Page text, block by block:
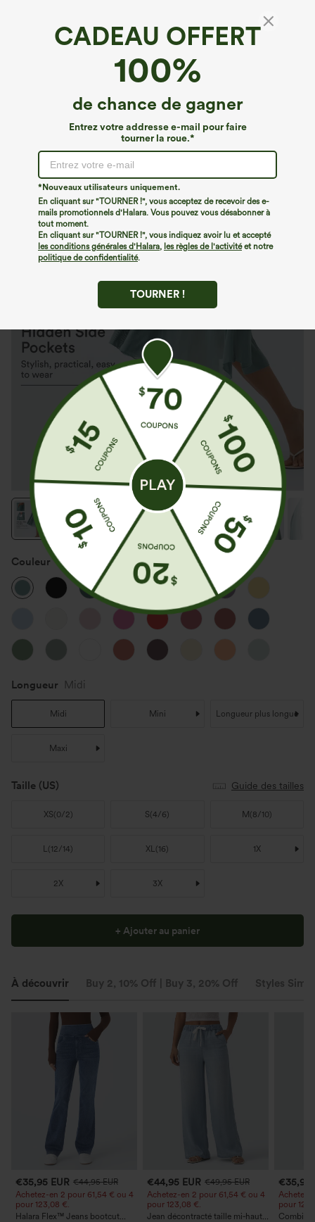
CADEAU OFFERT
100%
de chance de gagner
Entrez votre addresse e-mail pour faire
tourner la roue.*
*Nouveaux utilisateurs uniquement.
En cliquant sur "TOURNER !", vous acceptez de recevoir des e-
mails promotionnels d'Halara. Vous pouvez vous désabonner à
tout moment.
En cliquant sur "TOURNER !", vous indiquez avoir lu et accepté
les conditions générales d'Halara, les règles de l'activitéet notre
politique de confidentialité.
TOURNER !
Jupe mi-longue fluide et évasée, taille haute à
cordon, empiècement en mesh contrastant,
poche 2-en-1, style décontracté
€35,95 EUR Buy 2, 10% Off | Buy 3, 20% Off
Couleur Mineral Blue
Longueur Midi
Midi Mini Longueur plus longue
Maxi
Taille (US) Guide des tailles
XS(0/2) S(4/6) M (8/10)
L(12/14) XL(16) 1X
2X 3X
+ Ajouter au panier
À découvrir Buy 2, 10% Off | Buy 3, 20% Off Styles
€35,95 EUR €44,95 EUR
Achetez-en 2 pour 61,54 € ou 4
pour 123,08 €.
Halara Flex™ Jeans bootcut
€44,95 EUR €49,95 EUR
Achetez-en 2 pour 61,54 € ou 4
pour 123,08 €.
Jean décontracté taille mi‑haute,
€35,95
Achetez-
pour